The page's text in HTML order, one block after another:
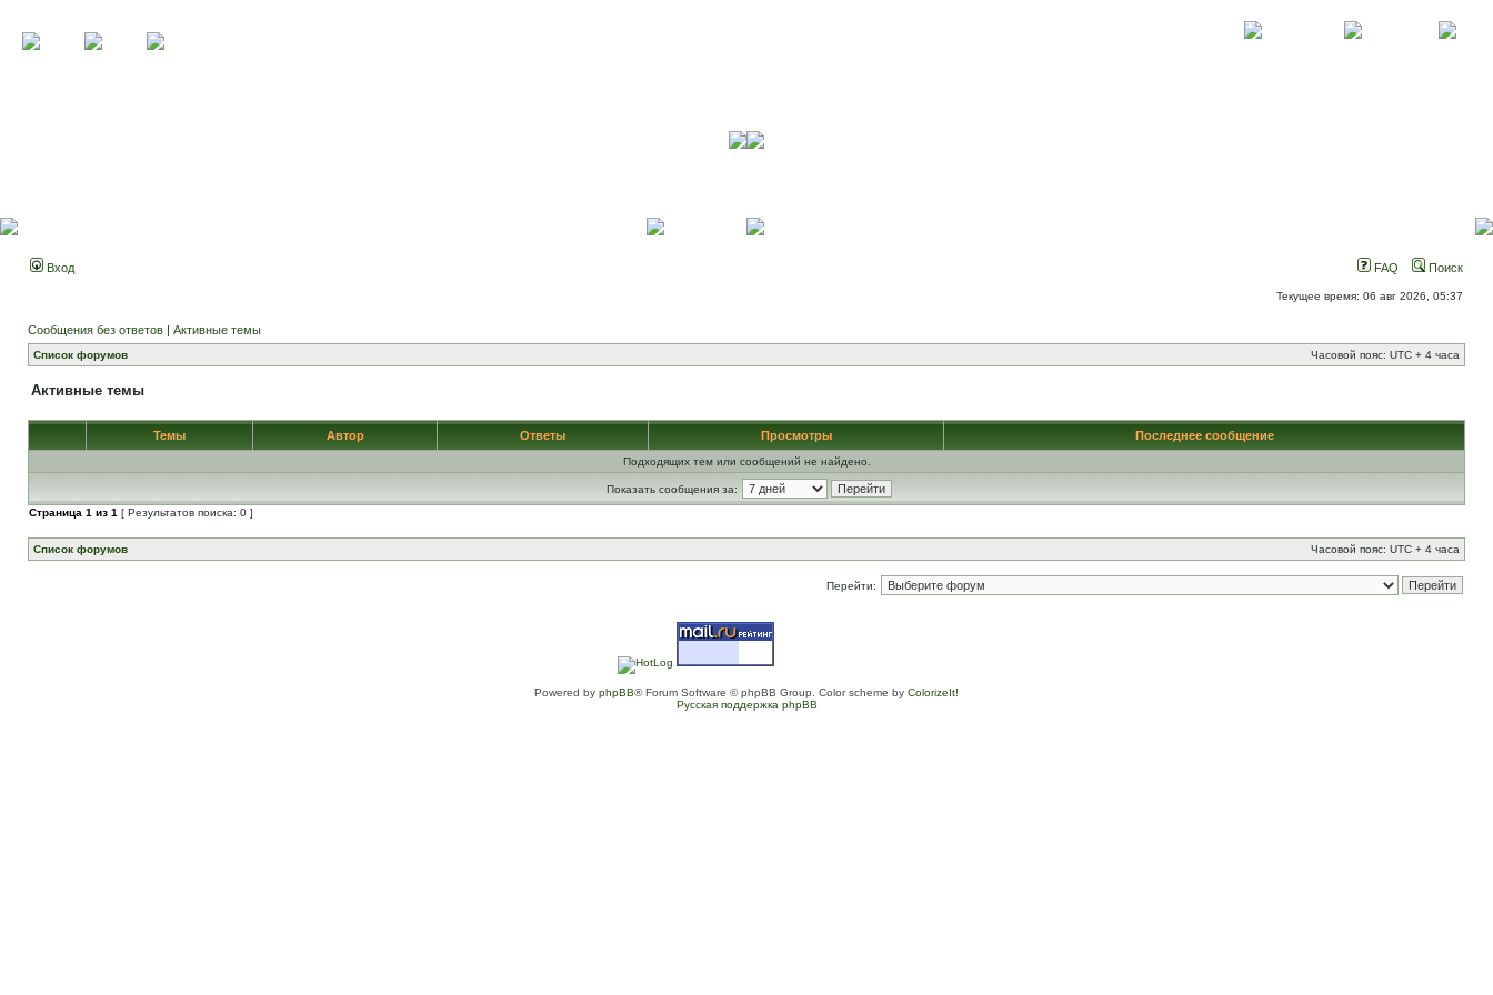
Вход FAQ Поиск
Текущее время: 06 авг 2026, 05:37
Сообщения без ответов | Активные темы
Список форумов Часовой пояс: UTC + 4 часа
Активные темы
Темы Автор Ответы Просмотры Последнее сообщение
Подходящих тем или сообщений не найдено.
Показать сообщения за:
Страница 1 из 1 [ Результатов поиска: 0 ]
Список форумов Часовой пояс: UTC + 4 часа
Перейти:
Powered by phpBB® Forum Software © phpBB Group. Color scheme by ColorizeIt!
Русская поддержка phpBB